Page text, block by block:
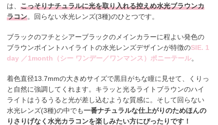
は、こっそりナチュラルに光を取り入れる控えめ水光ブラウンカ
ラコン。回らない水光レンズ(3種)のひとつです。
ブラックのフチとシアーブラックのメインカラーに程よい発色の
ブラウンポイントハイライトの水光レンズデザインが特徴のSIE. 1
day ／1month（シー ワンデー／ワンマンス）ポニーテール。
着色直径13.7mmの大きめサイズで黒目がちな瞳に見せて、くりっ
と自然に強調してくれます。キラッと光るライトブラウンのハイ
ライトはうるうると光が差し込むような質感に。そして回らない
水光レンズ(3種)の中でも一番ナチュラルな仕上がりのためほんの
りさりげなく水光カラコンを楽しみたい方にぴったりです！